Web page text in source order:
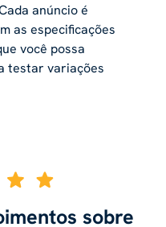
anúncio é
as especificações
você possa
testar variações
sobre